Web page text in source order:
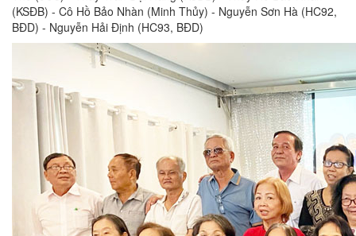
(KSĐB) - Cô Hồ Bảo Nhàn (Minh Thủy) - Nguyễn Sơn Hà (HC92,
BĐD) - Nguyễn Hải Định (HC93, BĐD)